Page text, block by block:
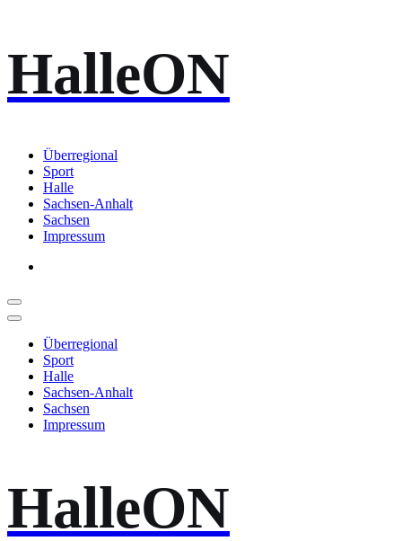
Inhalt
springen
HalleON
Überregional
Sport
Halle
Sachsen-Anhalt
Sachsen
Impressum
Überregional
Sport
Halle
Sachsen-Anhalt
Sachsen
Impressum
HalleON